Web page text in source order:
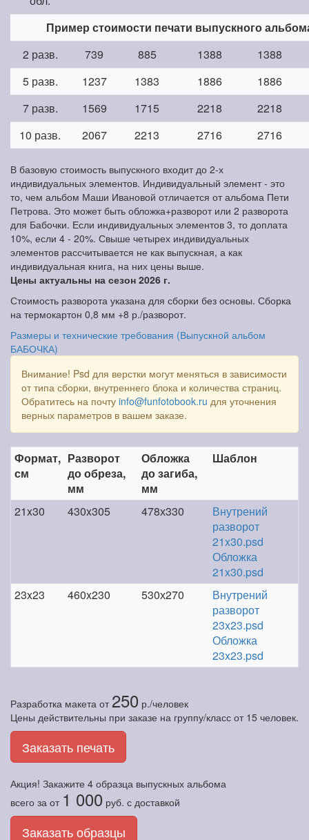
Пример стоимости печати выпускного
2 разв.
739 885 1388
1388
5 разв.
1237 1383 1886
1886
7 разв.
1569 1715 2218
2218
10 разв.
2067 2213 2716 2716
В базовую стоимость выпускного входит до 2-х
индивидуальных элементов. Индивидуальный элемент - это
то, чем альбом Маши Ивановой отличается от альбома Пети
Петрова. Это может быть обложка+разворот или 2 разворота
для Бабочки. Если индивидуальных элементов 3, то доплата
10%, если 4 - 20%. Свыше четырех индивидуальных
элементов рассчитывается не как выпускная, а как
индивидуальная книга, на них цены выше.
Цены актуальны на сезон 2026 г.
Стоимость разворота указана для сборки без основы. Сборка
на термокартон 0,8 мм +8 р./разворот.
Размеры и технические требования (Выпускной альбом
БАБОЧКА)
Внимание! Psd для верстки могут меняться в зависимости
от типа сборки, внутреннего блока и количества страниц.
Обратитесь на почту info@funfotobook.ru для уточнения
верных параметров в вашем заказе.
Формат,
см
Разворот
до обреза,
мм
Обложка
до загиба,
мм
Шаблон
21x30 430x305 478х330
Внутрений
разворот
21x30.psd
Обложка
21x30.psd
23x23
460x230 530х270
Внутрений
разворот
23x23.psd
Обложка
23x23.psd
Разработка макета от 250 р./человек
Цены действительны при заказе на группу/класс от 15 человек.
Заказать печать
Акция! Закажите 4 образца выпускных альбома
всего за от 1 000 руб. с доставкой
Заказать образцы